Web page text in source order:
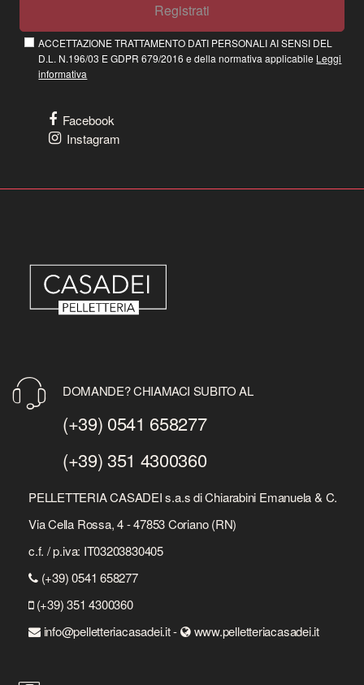
Registrati
ACCETTAZIONE TRATTAMENTO DATI PERSONALI AI SENSI DEL
D.L. N.196/03 E GDPR 679/2016 e della normativa applicabile Leggi
informativa
Facebook
Instagram
DOMANDE? CHIAMACI SUBITO AL
(+39) 0541 658277
(+39) 351 4300360
PELLETTERIA CASADEI s.a.s di Chiarabini Emanuela & C.
Via Cella Rossa, 4 - 47853 Coriano (RN)
c.f. / p.iva: IT03203830405
(+39) 0541 658277
(+39) 351 4300360
info@pelletteriacasadei.it -
www.pelletteriacasadei.it